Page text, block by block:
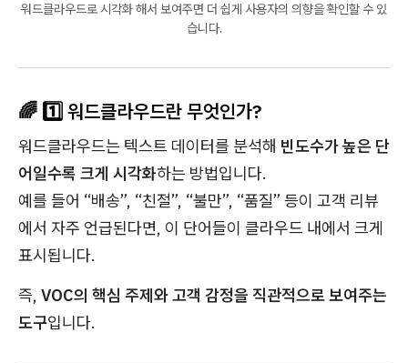
워드클라우드로 시각화 해서 보여주면 더 쉽게 사용자의 의향을 확인할 수 있
습니다.
🌈 1️⃣ 워드클라우드란 무엇인가?
워드클라우드는 텍스트 데이터를 분석해 빈도수가 높은 단
어일수록 크게 시각화하는 방법입니다.
예를 들어 “배송”, “친절”, “불만”, “품질” 등이 고객 리뷰
에서 자주 언급된다면, 이 단어들이 클라우드 내에서 크게
표시됩니다.
즉, VOC의 핵심 주제와 고객 감정을 직관적으로 보여주는
도구입니다.